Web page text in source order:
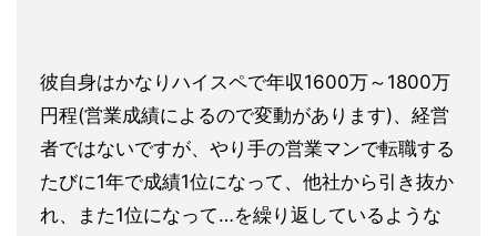
彼自身はかなりハイスペで年収1600万～1800万
円程(営業成績によるので変動があります)、経営
者ではないですが、やり手の営業マンで転職する
たびに1年で成績1位になって、他社から引き抜か
れ、また1位になって…を繰り返しているような